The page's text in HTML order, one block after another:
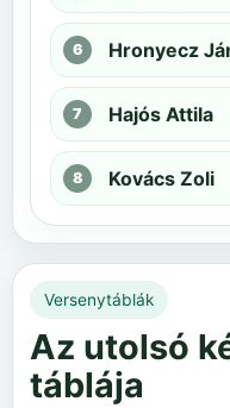
Hronyecz
Hajós Attila
Kovács Zoli
Versenytáblák
Az utolsó
táblája